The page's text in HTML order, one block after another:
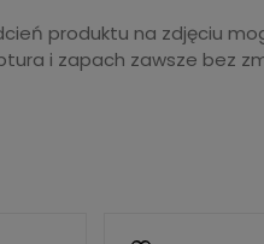
produktu na zdjęciu
i zapach zawsze bez